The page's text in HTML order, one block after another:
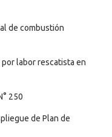
de combustión
labor rescatista en
250
de Plan de